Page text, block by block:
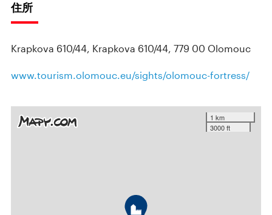
住所
Krapkova 610/44, Krapkova 610/44, 779 00 Olomouc
www.tourism.olomouc.eu/sights/olomouc-fortress/
1 km
3000 ft